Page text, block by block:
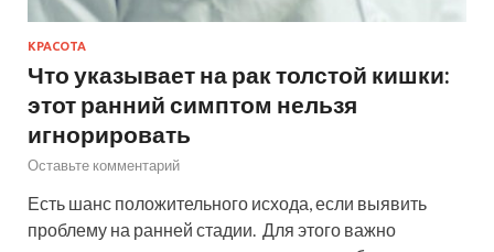
КРАСОТА
Что указывает на рак толстой кишки:
этот ранний симптом нельзя
игнорировать
Оставьте комментарий
Есть шанс положительного исхода, если выявить
проблему на ранней стадии. Для этого важно